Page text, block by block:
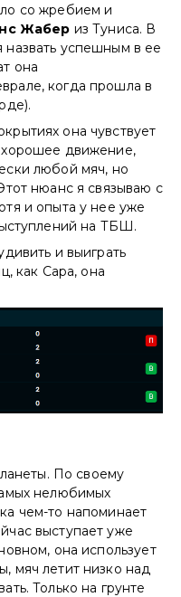
со жребием и
Жабер из Туниса. В
успешным в ее
она
когда прошла в
она чувствует
хорошее движение,
любой мяч, но
нюанс я связываю с
и опыта у нее уже
на ТБШ.
и выиграть
как Сара, она
По своему
нелюбимых
чем-то напоминает
выступает уже
она использует
мяч летит низко над
Только на грунте